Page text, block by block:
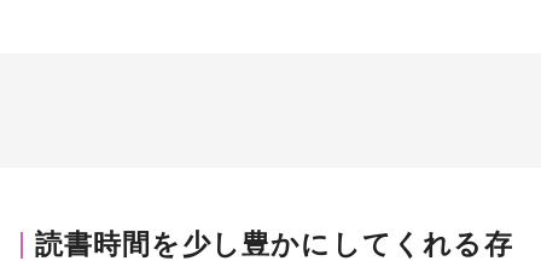
読書時間を少し豊かにしてくれる存